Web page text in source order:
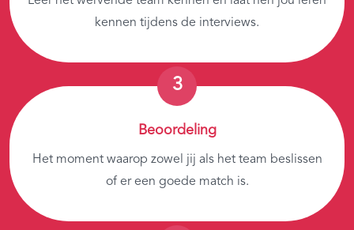
kennen tijdens de interviews.
Beoordeling
Het moment waarop zowel jij als het team beslissen
of er een goede match is.